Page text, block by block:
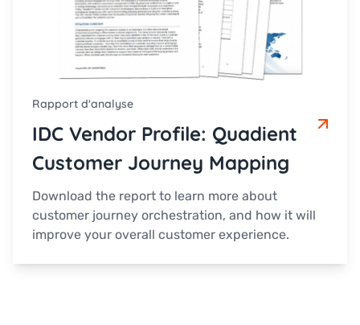
Rapport d'analyse
IDC Vendor Profile: Quadient
Customer Journey Mapping
Download the report to learn more about
customer journey orchestration, and how it will
improve your overall customer experience.